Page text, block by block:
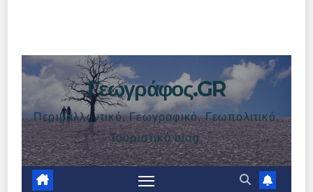
Γεωγράφος.GR
Περιβαλλοντικό, Γεωγραφικό, Γεωπολιτικό,
Τουριστικό blog.